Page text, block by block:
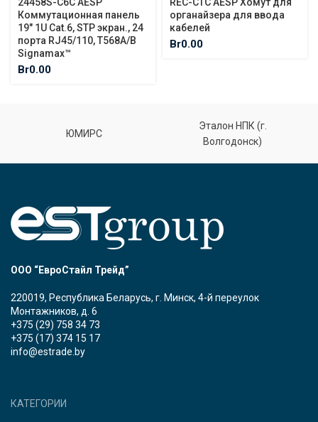
Коммутационная панель
19″ 1U Cat.6, STP экран., 24
порта RJ45/110, T568A/B
Signamax™
Br0.00
органайзера для ввода
кабелей
Br0.00
ЮМИРС
Эталон НПК (г.
Волгодонск)
ООО “ЕвроСтайл Трейд”
220019, Республика Беларусь, г. Минск, 4-й переулок
Монтажников, д. 6
+375 (29) 758 34 73
+375 (17) 374 15 17
info@estrade.by
КАТЕГОРИИ